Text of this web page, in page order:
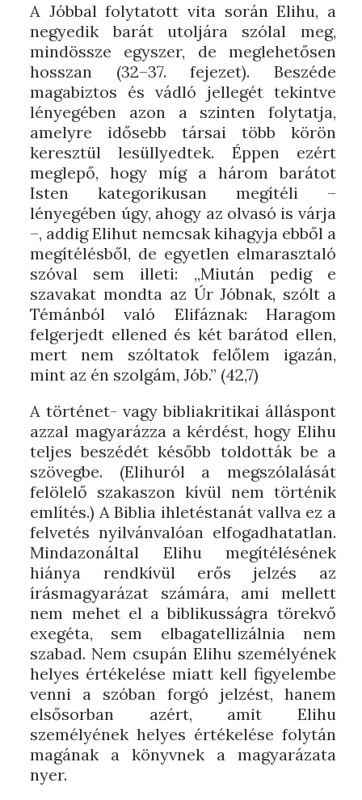
A Jóbbal folytatott vita során Elihu, a
negyedik barát utoljára szólal meg,
mindössze egyszer, de meglehetősen
hosszan (32–37. fejezet). Beszéde
magabiztos és vádló jellegét tekintve
lényegében azon a szinten folytatja,
amelyre idősebb társai több körön
keresztül lesüllyedtek. Éppen ezért
meglepő, hogy míg a három barátot
Isten kategorikusan megítéli –
lényegében úgy, ahogy az olvasó is várja
–, addig Elihut nemcsak kihagyja ebből a
megítélésből, de egyetlen elmarasztaló
szóval sem illeti: „Miután pedig e
szavakat mondta az Úr Jóbnak, szólt a
Témánból való Elifáznak: Haragom
felgerjedt ellened és két barátod ellen,
mert nem szóltatok felőlem igazán,
mint az én szolgám, Jób.” (42,7)
A történet- vagy bibliakritikai álláspont
azzal magyarázza a kérdést, hogy Elihu
teljes beszédét később toldották be a
szövegbe. (Elihuról a megszólalását
felölelő szakaszon kívül nem történik
említés.) A Biblia ihletéstanát vallva ez a
felvetés nyilvánvalóan elfogadhatatlan.
Mindazonáltal Elihu megítélésének
hiánya rendkívül erős jelzés az
írásmagyarázat számára, ami mellett
nem mehet el a biblikusságra törekvő
exegéta, sem elbagatellizálnia nem
szabad. Nem csupán Elihu személyének
helyes értékelése miatt kell figyelembe
venni a szóban forgó jelzést, hanem
elsősorban azért, amit Elihu
személyének helyes értékelése folytán
magának a könyvnek a magyarázata
nyer.